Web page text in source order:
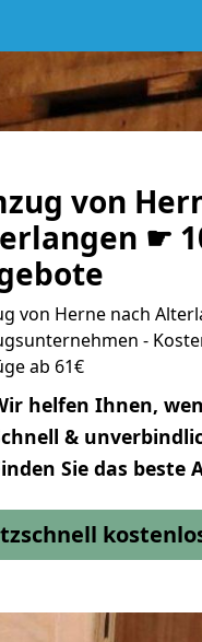
von
☛
von Herne nach
-
ab 61€
helfen Ihnen,
&
Sie das beste